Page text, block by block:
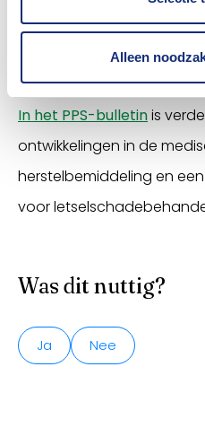
Alleen
bespreken en enkele
aanhalen. De juristen
In het PPS-bulletinis
ontwikkelingen in de
herstelbemiddeling en
voor
Was dit nuttig?
Ja Nee